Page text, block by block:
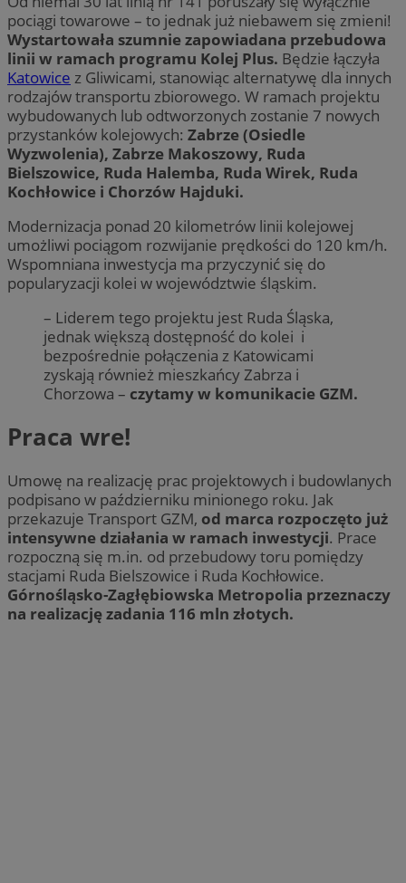
pociągi towarowe – to jednak już niebawem się zmieni!
Wystartowała szumnie zapowiadana przebudowa
linii w ramach programu Kolej Plus. Będzie łączyła
Katowice z Gliwicami, stanowiąc alternatywę dla innych
rodzajów transportu zbiorowego. W ramach projektu
wybudowanych lub odtworzonych zostanie 7 nowych
przystanków kolejowych: Zabrze (Osiedle
Wyzwolenia), Zabrze Makoszowy, Ruda
Bielszowice, Ruda Halemba, Ruda Wirek, Ruda
Kochłowice i Chorzów Hajduki.
Modernizacja ponad 20 kilometrów linii kolejowej
umożliwi pociągom rozwijanie prędkości do 120 km/h.
Wspomniana inwestycja ma przyczynić się do
popularyzacji kolei w województwie śląskim.
– Liderem tego projektu jest Ruda Śląska,
jednak większą dostępność do kolei i
bezpośrednie połączenia z Katowicami
zyskają również mieszkańcy Zabrza i
Chorzowa – czytamy w komunikacie GZM.
Praca wre!
Umowę na realizację prac projektowych i budowlanych
podpisano w październiku minionego roku. Jak
przekazuje Transport GZM, od marca rozpoczęto już
intensywne działania w ramach inwestycji. Prace
rozpoczną się m.in. od przebudowy toru pomiędzy
stacjami Ruda Bielszowice i Ruda Kochłowice.
Górnośląsko-Zagłębiowska Metropolia przeznaczy
na realizację zadania 116 mln złotych.